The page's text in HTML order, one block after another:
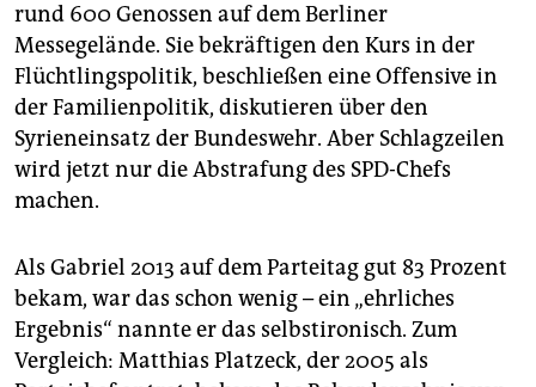
rund 600 Genossen auf dem Berliner
Messegelände. Sie bekräftigen den Kurs in der
Flüchtlingspolitik, beschließen eine Offensive in
der Familienpolitik, diskutieren über den
Syrieneinsatz der Bundeswehr. Aber Schlagzeilen
wird jetzt nur die Abstrafung des SPD-Chefs
machen.
Als Gabriel 2013 auf dem Parteitag gut 83 Prozent
bekam, war das schon wenig – ein „ehrliches
Ergebnis“ nannte er das selbstironisch. Zum
Vergleich: Matthias Platzeck, der 2005 als